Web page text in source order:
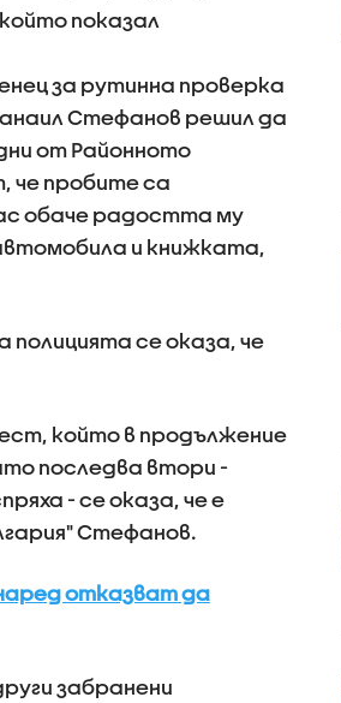
показал
за рутинна проверка
Стефанов решил да
от Районното
че пробите са
обаче радостта му
и книжката,
полицията се оказа, че
който в продължение
последва втори -
- се оказа, че е
Стефанов.
отказват да
забранени